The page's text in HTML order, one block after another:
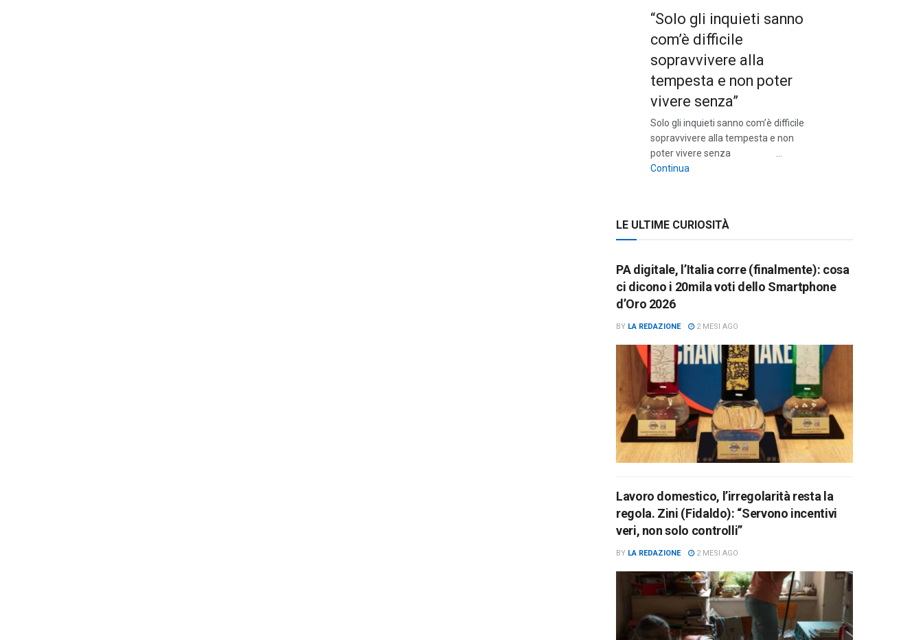
“Solo gli inquieti sanno
com’è difficile
sopravvivere alla
tempesta e non poter
vivere senza”
Solo gli inquieti sanno com’è difficile
sopravvivere alla tempesta e non
poter vivere senza …
Continua
LE ULTIME CURIOSITÀ
PA digitale, l’Italia corre (finalmente): cosa
ci dicono i 20mila voti dello Smartphone
d’Oro 2026
BY LA REDAZIONE 2 MESI AGO
Lavoro domestico, l’irregolarità resta la
regola. Zini (Fidaldo): “Servono incentivi
veri, non solo controlli”
BY LA REDAZIONE 2 MESI AGO